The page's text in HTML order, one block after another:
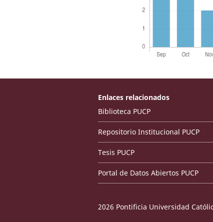
Enlaces relacionados
Biblioteca PUCP
Repositorio Institucional PUCP
Tesis PUCP
Portal de Datos Abiertos PUCP
2026 Pontificia Universidad